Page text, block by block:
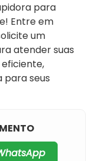
para
Entre em
um
atender suas
para seus